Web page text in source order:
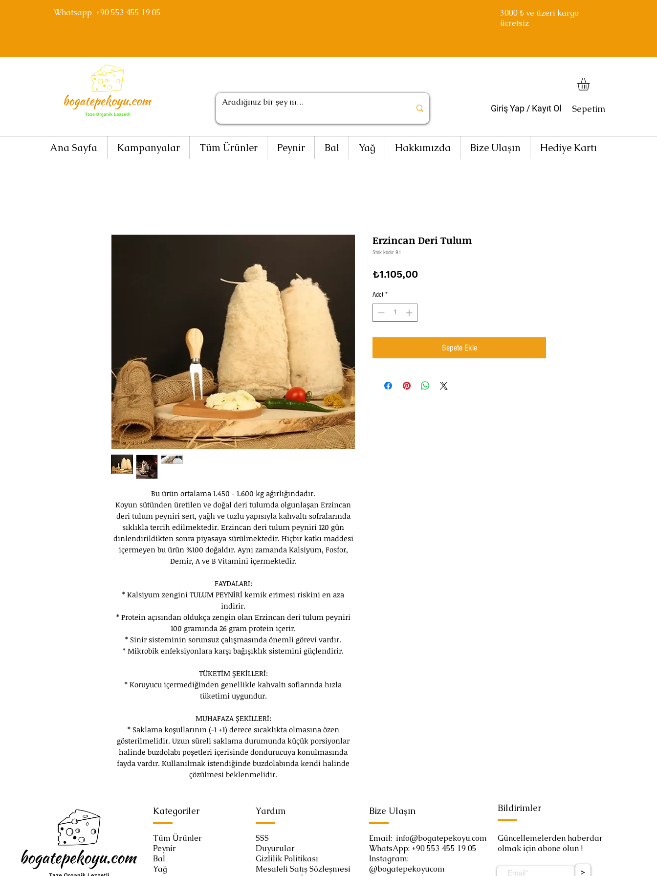
Whatsapp +90 553 455 19 05 3000₺ ve üzeri kargo
ücretsiz
Giriş Yap / Kayıt Ol Sepetim
Ana Sayfa Kampanyalar Tüm Ürünler Peynir Bal Yağ Hakkımızda Bize Ulaşın Hediye Kartı
Bu ürün ortalama 1.450 - 1.600 kg ağırlığındadır.
Koyun sütünden üretilen ve doğal deri tulumda olgunlaşan Erzincan
deri tulum peyniri sert, yağlı ve tuzlu yapısıyla kahvaltı sofralarında
sıklıkla tercih edilmektedir. Erzincan deri tulum peyniri 120 gün
dinlendirildikten sonra piyasaya sürülmektedir. Hiçbir katkı maddesi
içermeyen bu ürün %100 doğaldır. Aynı zamanda Kalsiyum, Fosfor,
Demir, A ve B Vitamini içermektedir.
FAYDALARI:
* Kalsiyum zengini TULUM PEYNİRİ kemik erimesi riskini en aza
indirir.
* Protein açısından oldukça zengin olan Erzincan deri tulum peyniri
100 gramında 26 gram protein içerir.
* Sinir sisteminin sorunsuz çalışmasında önemli görevi vardır.
* Mikrobik enfeksiyonlara karşı bağışıklık sistemini güçlendirir.
TÜKETİM ŞEKİLLERİ:
* Koruyucu içermediğinden genellikle kahvaltı soflarında hızla
tüketimi uygundur.
MUHAFAZA ŞEKİLLERİ:
* Saklama koşullarının (-1 +1) derece sıcaklıkta olmasına özen
gösterilmelidir. Uzun süreli saklama durumunda küçük porsiyonlar
halinde buzdolabı poşetleri içerisinde dondurucuya konulmasında
fayda vardır. Kullanılmak istendiğinde buzdolabında kendi halinde
çözülmesi beklenmelidir.
Erzincan Deri Tulum
Stok kodu: 91
₺1.105,00Fiyat
Adet *
Sepete Ekle
Kategoriler
Tüm Ürünler
Peynir
Bal
Yağ
Yardım
SSS
Duyurular
Gizlilik Politikası
Mesafeli Satış Sözleşmesi
Bize Ulaşın Bildirimler
Email: info@bogatepekoyu.com
WhatsApp: +90 553 455 19 05
Instagram:
@bogatepekoyucom
Güncellemelerden haberdar
olmak için abone olun !
>